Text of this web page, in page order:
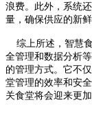
浪费。此外，系统
量，确保供应的新鲜
综上所述，智慧食
全管理和数据分析
的管理方式。它不
堂管理的效率和安
关食堂将会迎来更